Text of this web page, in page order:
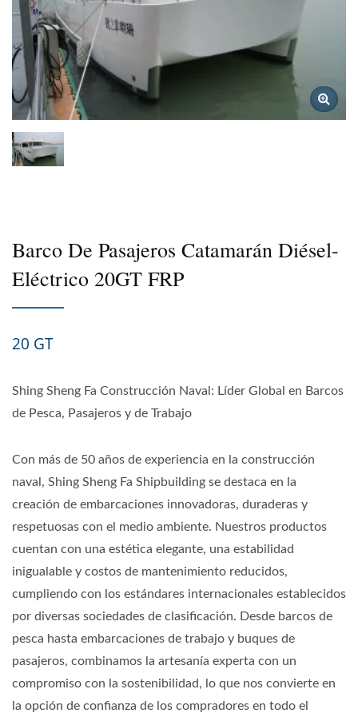
Barco De Pasajeros Catamarán Diésel-
Eléctrico 20GT FRP
20 GT
Shing Sheng Fa Construcción Naval: Líder Global en Barcos
de Pesca, Pasajeros y de Trabajo
Con más de 50 años de experiencia en la construcción
naval, Shing Sheng Fa Shipbuilding se destaca en la
creación de embarcaciones innovadoras, duraderas y
respetuosas con el medio ambiente. Nuestros productos
cuentan con una estética elegante, una estabilidad
inigualable y costos de mantenimiento reducidos,
cumpliendo con los estándares internacionales establecidos
por diversas sociedades de clasificación. Desde barcos de
pesca hasta embarcaciones de trabajo y buques de
pasajeros, combinamos la artesanía experta con un
compromiso con la sostenibilidad, lo que nos convierte en
la opción de confianza de los compradores en todo el